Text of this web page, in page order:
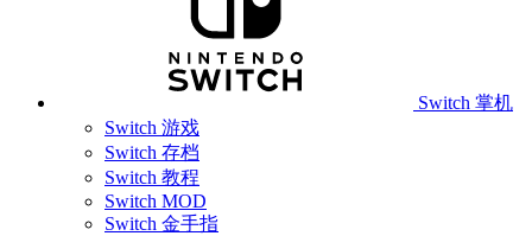
Switch 掌机
Switch 游戏
Switch 存档
Switch 教程
Switch MOD
Switch 金手指